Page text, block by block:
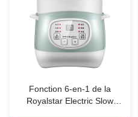
Fonction 6-en-1 de la
Royalstar Electric Slow